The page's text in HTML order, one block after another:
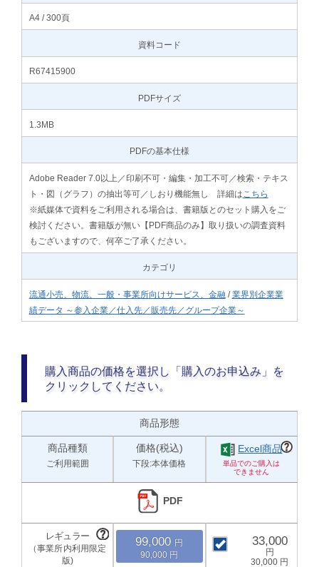
A4 / 300頁
資料コード
R67415900
PDFサイズ
1.3MB
PDFの基本仕様
Adobe Reader 7.0以上／印刷不可・編集・加工不可／検索・テキス
ト・図（グラフ）の抽出等可／しおり機能無し 詳細は こちら
※紙媒体で資料をご利用される場合は、書籍版とのセット購入をご
検討ください。書籍版が無い【PDF商品のみ】取り扱いの調査資料
もございますので、何卒ご了承ください。
カテゴリ
流通小売、物流、一般・事業所向けサービス、金融 /業界別企業業
績データ ～参入企業／仕入先／販売先／グループ企業～
購入商品の価格を選択し「購入のお申込み」を
クリックしてください。
商品形態
商品種類
ご利用範囲
価格(税込)
下段:本体価格
Excel商品
PDF
99,000
90,000
33,000
30,000